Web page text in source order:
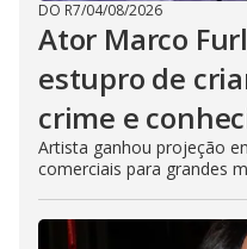
DO R7/04/08/2026
Ator Marco
estupro de
crime e
Artista ganhou projeção
comerciais para grandes